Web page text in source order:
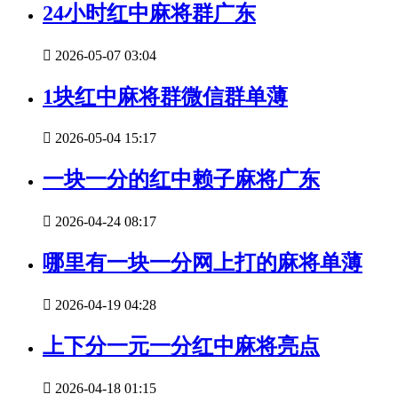
24小时红中麻将群广东
 2026-05-07 03:04
1块红中麻将群微信群单薄
 2026-05-04 15:17
一块一分的红中赖子麻将广东
 2026-04-24 08:17
哪里有一块一分网上打的麻将单薄
 2026-04-19 04:28
上下分一元一分红中麻将亮点
 2026-04-18 01:15